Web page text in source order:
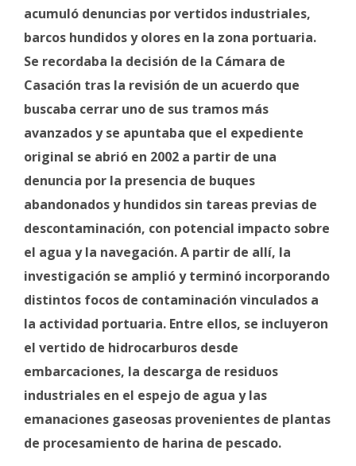
acumuló denuncias por vertidos industriales,
barcos hundidos y olores en la zona portuaria.
Se recordaba la decisión de la Cámara de
Casación tras la revisión de un acuerdo que
buscaba cerrar uno de sus tramos más
avanzados y se apuntaba que el expediente
original se abrió en 2002 a partir de una
denuncia por la presencia de buques
abandonados y hundidos sin tareas previas de
descontaminación, con potencial impacto sobre
el agua y la navegación. A partir de allí, la
investigación se amplió y terminó incorporando
distintos focos de contaminación vinculados a
la actividad portuaria. Entre ellos, se incluyeron
el vertido de hidrocarburos desde
embarcaciones, la descarga de residuos
industriales en el espejo de agua y las
emanaciones gaseosas provenientes de plantas
de procesamiento de harina de pescado.